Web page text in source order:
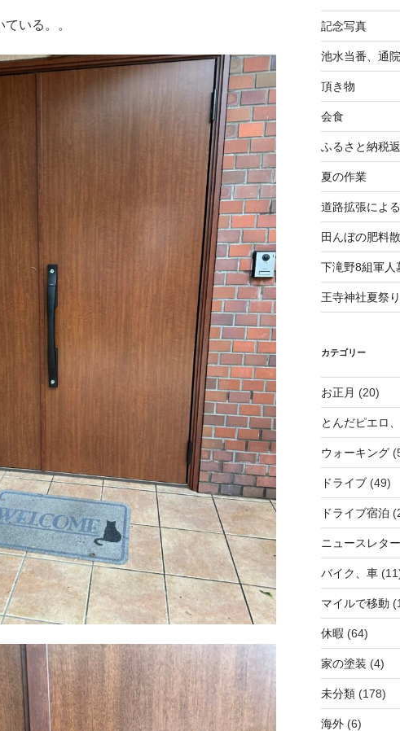
いる。。 記念写真
池水当番、通院
頂き物
会食
ふるさと納税返
夏の作業
道路拡張によ
田んぼの肥料
下滝野8組軍人
王寺神社夏祭
カテゴリー
お正月 (20)
とんだピエロ
ウォーキング
ドライブ(49)
ドライブ宿泊
ニュースレター
バイク、車
マイルで移動
休暇 (64)
家の塗装 (4)
未分類(178)
海外(6)